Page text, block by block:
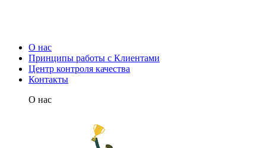
О нас
Принципы работы с Клиентами
Центр контроля качества
Контакты
О нас